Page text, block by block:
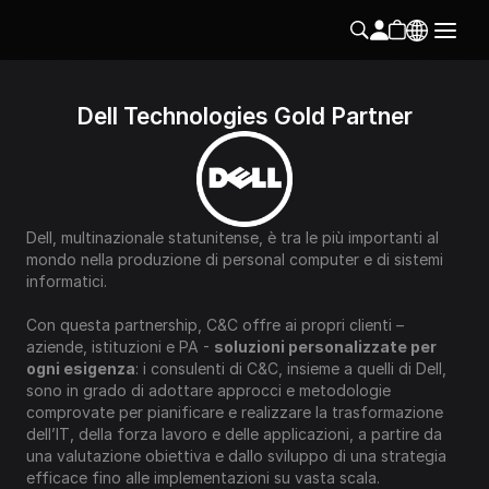
Dell Technologies Gold Partner
Dell, multinazionale statunitense, è tra le più importanti al
mondo nella produzione di personal computer e di sistemi
informatici.
Con questa partnership, C&C offre ai propri clienti –
aziende, istituzioni e PA - soluzioni personalizzate per
ogni esigenza: i consulenti di C&C, insieme a quelli di Dell,
sono in grado di adottare approcci e metodologie
comprovate per pianificare e realizzare la trasformazione
dell’IT, della forza lavoro e delle applicazioni, a partire da
una valutazione obiettiva e dallo sviluppo di una strategia
efficace fino alle implementazioni su vasta scala.